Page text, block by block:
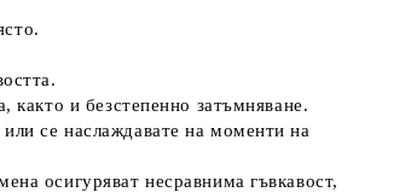
както и безстепенно затъмняване.
се наслаждавате на моменти на
осигуряват несравнима гъвкавост,